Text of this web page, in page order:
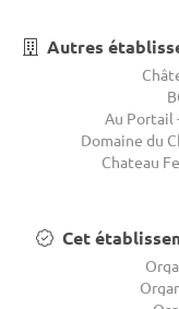
Autres
Au Portail
Domaine du
Chateau
Cet